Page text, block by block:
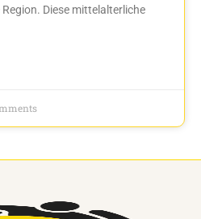
Diese mittelalterliche